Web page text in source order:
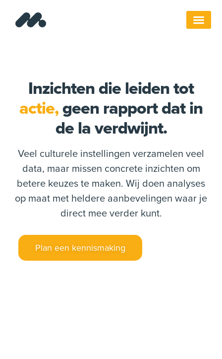
Inzichten die leiden tot
actie,geen rapport dat in
de la verdwijnt.
Veel culturele instellingen verzamelen veel
data, maar missen concrete inzichten om
betere keuzes te maken. Wij doen analyses
op maat met heldere aanbevelingen waar je
direct mee verder kunt.
Plan een kennismaking